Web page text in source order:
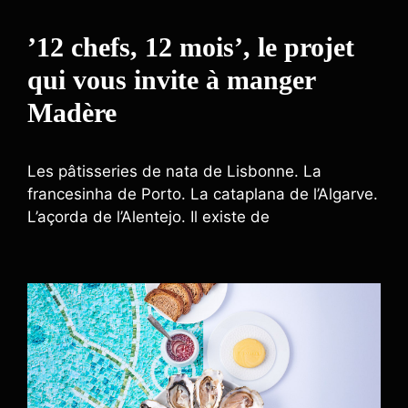
’12 chefs, 12 mois’, le projet
qui vous invite à manger
Madère
Les pâtisseries de nata de Lisbonne. La
francesinha de Porto. La cataplana de l’Algarve.
L’açorda de l’Alentejo. Il existe de